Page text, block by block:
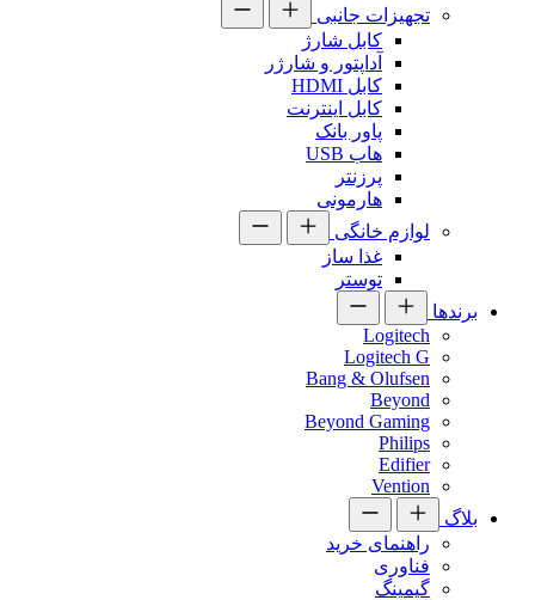
تجهیزات جانبی
کابل شارژ
آداپتور و شارژر
کابل HDMI
کابل اینترنت
پاور بانک
هاب USB
پرزنتر
هارمونی
لوازم خانگی
غذا ساز
توستر
برندها
Logitech
Logitech G
Bang & Olufsen
Beyond
Beyond Gaming
Philips
Edifier
Vention
بلاگ
راهنمای خرید
فناوری
گیمینگ